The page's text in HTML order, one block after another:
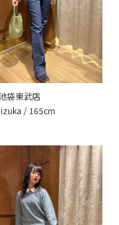
池袋東武店
165cm